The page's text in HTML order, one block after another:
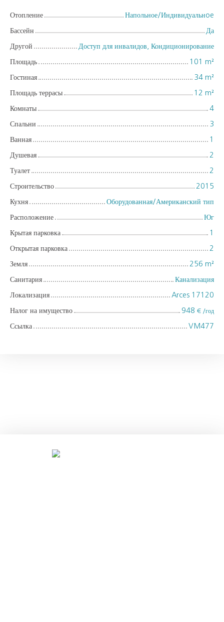
Отопление Напольное/Индивидуальнoe
Бассейн Да
Другой Доступ для инвалидов, Кондиционирование
Площадь 101 m²
Гостиная 34 m²
Площадь террасы 12 m²
Комнаты 4
Спальни 3
Ванная 1
Душевая 2
Туалет 2
Строительство 2015
Кухня Оборудованная/Американский тип
Расположение Юг
Крытая парковка 1
Открытая парковка 2
Земля 256 m²
Санитария Канализация
Локализация Arces 17120
Налог на имущество 948 € /год
Ссылка VM477